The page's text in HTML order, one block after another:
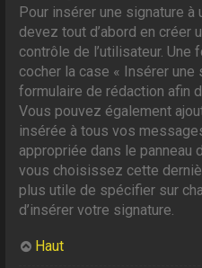
Pour insérer une signature
devez tout d’abord en créer
contrôle de l’utilisateur.
cocher la case « Insérer une
formulaire de rédaction afin
Vous pouvez également
insérée à tous vos
appropriée dans le panneau
vous choisissez cette
plus utile de spécifier sur
d’insérer votre signature.
Haut